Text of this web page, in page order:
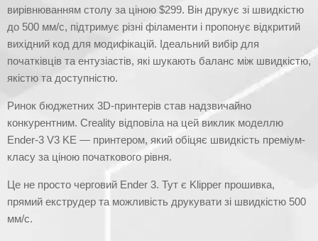
вирівнюванням столу за ціною $299. Він друкує зі швидкістю
до 500 мм/с, підтримує різні філаменти і пропонує відкритий
вихідний код для модифікацій. Ідеальний вибір для
початківців та ентузіастів, які шукають баланс між швидкістю,
якістю та доступністю.
Ринок бюджетних 3D-принтерів став надзвичайно
конкурентним. Creality відповіла на цей виклик моделлю
Ender-3 V3 KE — принтером, який обіцяє швидкість преміум-
класу за ціною початкового рівня.
Це не просто черговий Ender 3. Тут є Klipper прошивка,
прямий екструдер та можливість друкувати зі швидкістю 500
мм/с.